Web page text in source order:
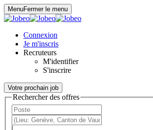
MenuFermer le menu
Connexion
Je m'inscris
Recruteurs
M'identifier
S'inscrire
Votre prochain job
Rechercher des offres
Panneau de gestion des cookies